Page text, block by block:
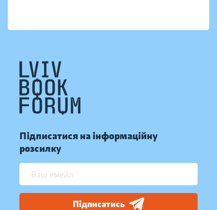
Підписатися на інформаційну
розсилку
Підписатись